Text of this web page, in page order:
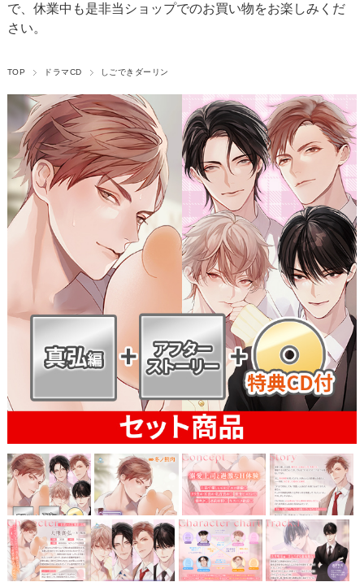
で、休業中も是非当ショップでのお買い物をお楽しみくだ
さい。
TOP ドラマCD しごできダーリン